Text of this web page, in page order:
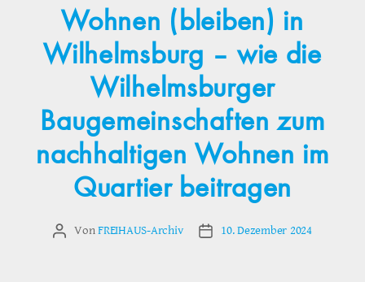
Wohnen (bleiben) in
Wilhelmsburg – wie die
Wilhelmsburger
Baugemeinschaften zum
nachhaltigen Wohnen im
Quartier beitragen
Beitragsautor
VonFREIHAUS-Archiv Veröffentlichungsdatum
10. Dezember 2024